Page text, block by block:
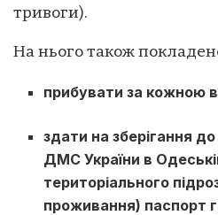
тривоги).
На нього також
прибувати за кожною
здати на зберігання
ДМС України в
територіального
проживання) паспорт